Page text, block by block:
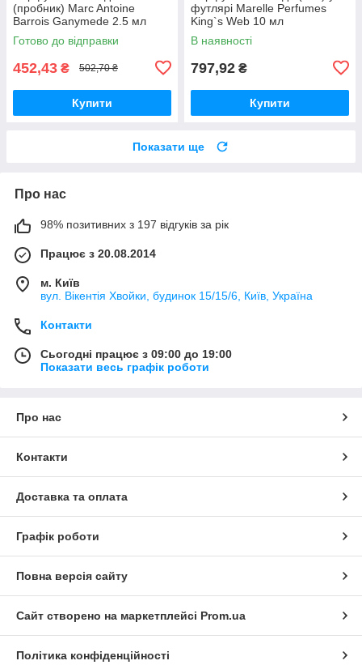
(пробник) Marc Antoine
Barrois Ganymede 2.5 мл
Готово до відправки
452,43 ₴ 502,70 ₴
Купити
футлярі Marelle Perfumes
King`s Web 10 мл
В наявності
797,92 ₴
Купити
Показати ще
Про нас
98% позитивних з 197 відгуків за рік
Працює з 20.08.2014
м. Київ
вул. Вікентія Хвойки, будинок 15/15/6, Київ, Україна
Контакти
Сьогодні працює з 09:00 до 19:00
Показати весь графік роботи
Про нас
Контакти
Доставка та оплата
Графік роботи
Повна версія сайту
Сайт створено на маркетплейсі Prom.ua
Політика конфіденційності